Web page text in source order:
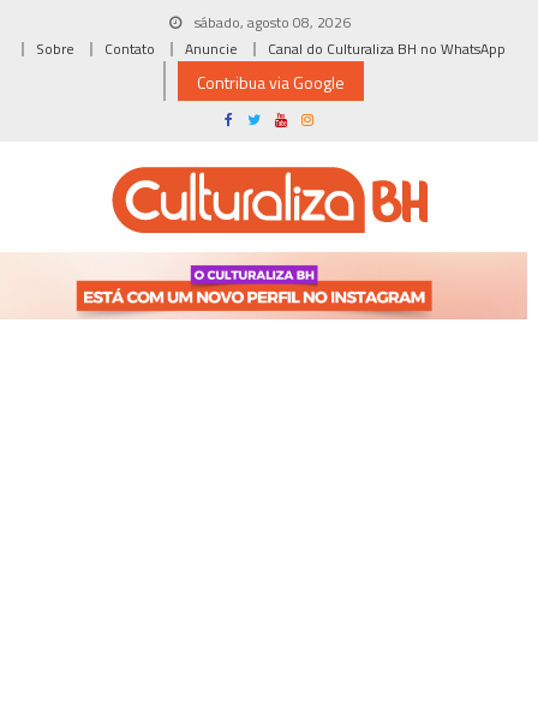
sábado, agosto 08, 2026
Sobre
Contato Anuncie Canal do Culturaliza BH no WhatsApp
Contribua via Google